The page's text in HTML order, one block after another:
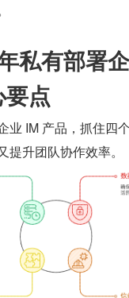
私有部署
点
业 IM 产品，抓住四
升团队协作效率。